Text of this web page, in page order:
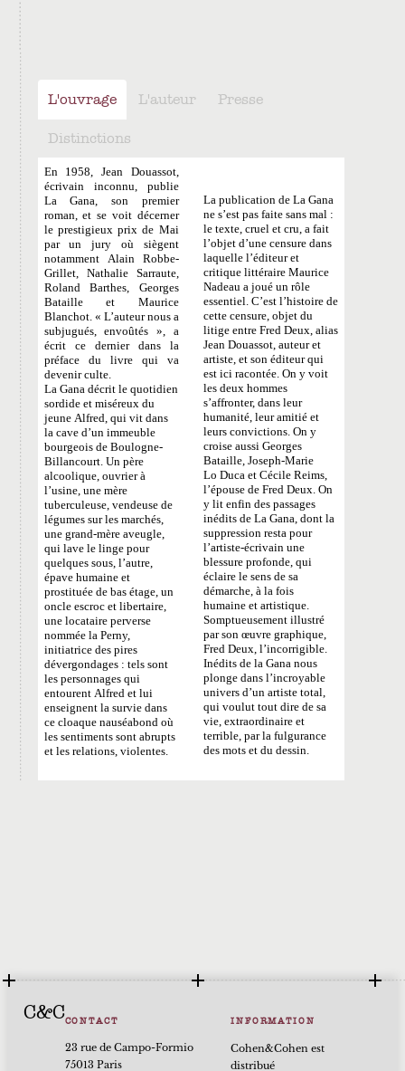
L'ouvrage L'auteur Presse
Distinctions
En 1958, Jean Douassot,
écrivain inconnu, publie
La Gana, son premier
roman, et se voit décerner
le prestigieux prix de Mai
par un jury où siègent
notamment Alain Robbe-
Grillet, Nathalie Sarraute,
Roland Barthes, Georges
Bataille et Maurice
Blanchot. « L’auteur nous a
subjugués, envoûtés », a
écrit ce dernier dans la
préface du livre qui va
devenir culte.
La Gana décrit le quotidien
sordide et miséreux du
jeune Alfred, qui vit dans
la cave d’un immeuble
bourgeois de Boulogne-
Billancourt. Un père
alcoolique, ouvrier à
l’usine, une mère
tuberculeuse, vendeuse de
légumes sur les marchés,
une grand-mère aveugle,
qui lave le linge pour
quelques sous, l’autre,
épave humaine et
prostituée de bas étage, un
oncle escroc et libertaire,
une locataire perverse
nommée la Perny,
initiatrice des pires
dévergondages : tels sont
les personnages qui
entourent Alfred et lui
enseignent la survie dans
ce cloaque nauséabond où
les sentiments sont abrupts
et les relations, violentes.
La publication de La Gana
ne s’est pas faite sans mal :
le texte, cruel et cru, a fait
l’objet d’une censure dans
laquelle l’éditeur et
critique littéraire Maurice
Nadeau a joué un rôle
essentiel. C’est l’histoire de
cette censure, objet du
litige entre Fred Deux, alias
Jean Douassot, auteur et
artiste, et son éditeur qui
est ici racontée. On y voit
les deux hommes
s’affronter, dans leur
humanité, leur amitié et
leurs convictions. On y
croise aussi Georges
Bataille, Joseph-Marie
Lo Duca et Cécile Reims,
l’épouse de Fred Deux. On
y lit enfin des passages
inédits de La Gana, dont la
suppression resta pour
l’artiste-écrivain une
blessure profonde, qui
éclaire le sens de sa
démarche, à la fois
humaine et artistique.
Somptueusement illustré
par son œuvre graphique,
Fred Deux, l’incorrigible.
Inédits de la Gana nous
plonge dans l’incroyable
univers d’un artiste total,
qui voulut tout dire de sa
vie, extraordinaire et
terrible, par la fulgurance
des mots et du dessin.
C&CCONTACT
23 rue de Campo-Formio
75013 Paris
INFORMATION
Cohen&Cohen est
distribué